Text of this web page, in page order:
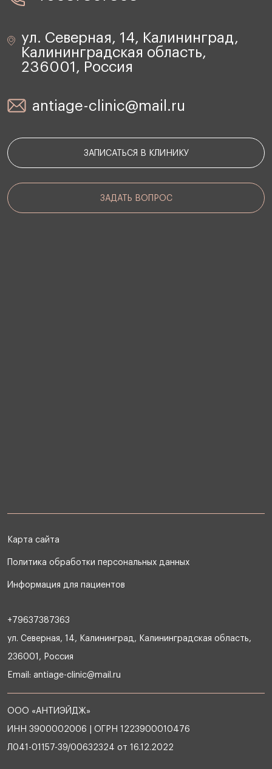
ул. Северная, 14, Калининград,
Калининградская область,
236001, Россия
antiage-clinic@mail.ru
ЗАПИСАТЬСЯ В КЛИНИКУ
ЗАДАТЬ ВОПРОС
Карта сайта
Политика обработки персональных данных
Информация для пациентов
+79637387363
ул. Северная, 14, Калининград, Калининградская область,
236001, Россия
Email: antiage-clinic@mail.ru
ООО «АНТИЭЙДЖ»
ИНН 3900002006 | ОГРН 1223900010476
Л041-01157-39/00632324 от 16.12.2022